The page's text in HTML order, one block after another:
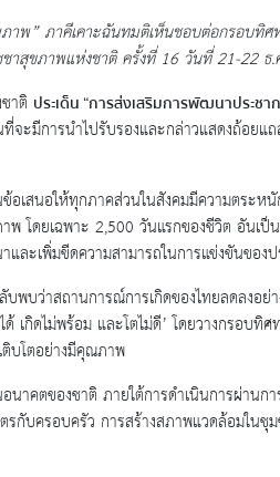
พ” ภาคีเคาะฉันทมติเห็นชอบต่อกรอบทิ
าสุขภาพแห่งชาติ ครั้งที่ 16 วันที่ 21-22 ธ
าติ ประเด็น “การส่งเสริมการพัฒนาประช
การนำไปรับรองและกล่าวแสดงถ้อยแ
อเสนอให้ทุกภาคส่วนในสังคมมีความตระห
โดยเฉพาะ 2,500 วันแรกของชีวิต อันเ
ะเพิ่มขีดความสามารถในการแข่งขันของ
พบว่าสถานการณ์การเกิดของไทยลดลง
เกิดไม่พร้อม และโตไม่ดี’ โดยวางกรอบ
บโตอย่างมีคุณภาพ
ตของชาติ ภายใต้การดำเนินการผ่านก
ครอบครัว การสร้างสภาพแวดล้อมในชุ